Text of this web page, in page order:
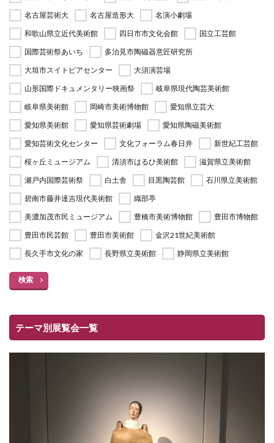
名古屋芸術大
名古屋造形大
名演小劇場
和歌山県立近代美術館
四日市市文化会館
国立工芸館
国際芸術祭あいち
多治見市陶磁器意匠研究所
大垣市スイトピアセンター
大須演芸場
山形国際ドキュメンタリー映画祭
岐阜県現代陶芸美術館
岐阜県美術館
岡崎市美術博物館
愛知県立芸大
愛知県美術館
愛知県芸術劇場
愛知県陶磁美術館
愛知芸術文化センター
文化フォーラム春日井
新世紀工芸館
桜ヶ丘ミュージアム
清須市はるひ美術館
滋賀県立美術館
瀬戸内国際芸術祭
白土舎 目黒陶芸館
石川県立美術館
碧南市藤井達吉現代美術館
織部亭
美濃加茂市民ミュージアム
豊橋市美術博物館
豊田市博物館
豊田市民芸館
豊田市美術館
金沢21世紀美術館
長久手市文化の家
長野県立美術館 静岡県立美術館
検索
テーマ別展覧会一覧